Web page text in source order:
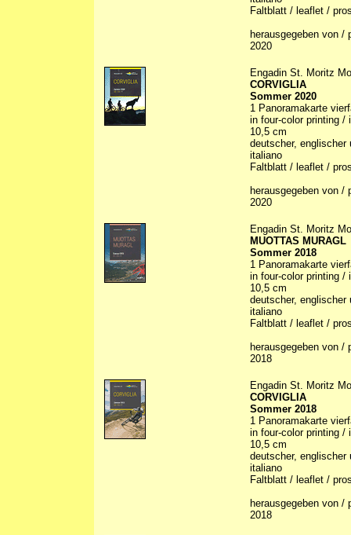
Faltblatt / leaflet /
herausgegeben von
2020
Engadin St. Moritz
CORVIGLIA
Sommer 2020
1 Panoramakarte
in four-color printing /
10,5 cm
deutscher,
italiano
Faltblatt / leaflet /
herausgegeben von
2020
Engadin St. Moritz
MUOTTAS MURAGL
Sommer 2018
1 Panoramakarte
in four-color printing /
10,5 cm
deutscher,
italiano
Faltblatt / leaflet /
herausgegeben von
2018
Engadin St. Moritz
CORVIGLIA
Sommer 2018
1 Panoramakarte
in four-color printing /
10,5 cm
deutscher,
italiano
Faltblatt / leaflet /
herausgegeben von
2018